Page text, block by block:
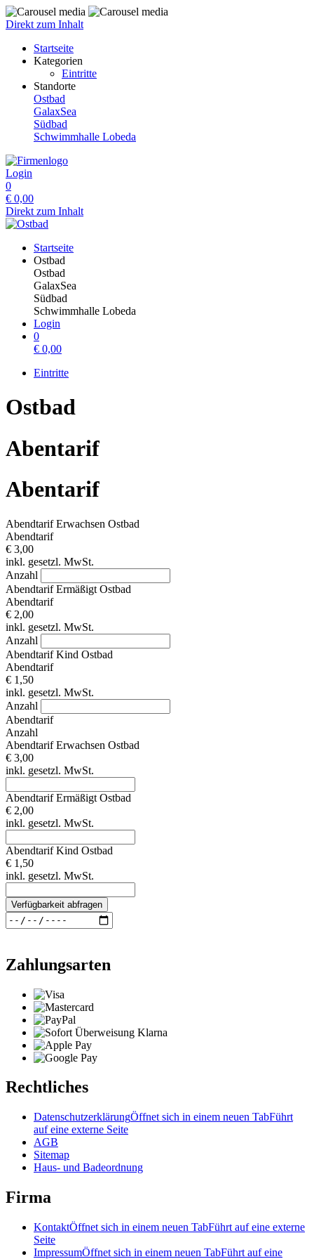
Direkt zum Inhalt
Startseite
Kategorien
Eintritte
Standorte
Ostbad
GalaxSea
Südbad
Schwimmhalle Lobeda
Login
0
€ 0,00
Direkt zum Inhalt
Startseite
Ostbad
Ostbad
GalaxSea
Südbad
Schwimmhalle Lobeda
Login
0
€ 0,00
Eintritte
Ostbad
Abentarif
Abentarif
Abendtarif Erwachsen Ostbad
Abendtarif
€ 3,00
inkl. gesetzl. MwSt.
Anzahl
Abendtarif Ermäßigt Ostbad
Abendtarif
€ 2,00
inkl. gesetzl. MwSt.
Anzahl
Abendtarif Kind Ostbad
Abendtarif
€ 1,50
inkl. gesetzl. MwSt.
Anzahl
Abendtarif
Anzahl
Abendtarif Erwachsen Ostbad
€ 3,00
inkl. gesetzl. MwSt.
Abendtarif Ermäßigt Ostbad
€ 2,00
inkl. gesetzl. MwSt.
Abendtarif Kind Ostbad
€ 1,50
inkl. gesetzl. MwSt.
Verfügbarkeit abfragen
Zahlungsarten
Rechtliches
DatenschutzerklärungÖffnet sich in einem neuen TabFührt
auf eine externe Seite
AGB
Sitemap
Haus- und Badeordnung
Firma
KontaktÖffnet sich in einem neuen TabFührt auf eine externe
Seite
ImpressumÖffnet sich in einem neuen TabFührt auf eine